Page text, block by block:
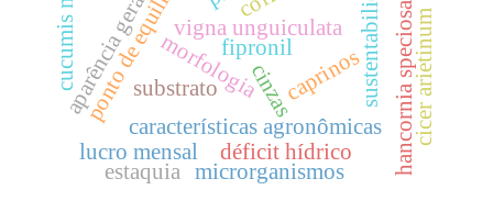
caprinos
características agronômicas
vigna unguiculata sustentabilidade
ponto de equilíbrio
aparência gera hancornia speciosa
morfologia
déficit hídrico
fipronil cicer arietinum
microrganismos
lucro mensal
cinzas
substrato
estaquia